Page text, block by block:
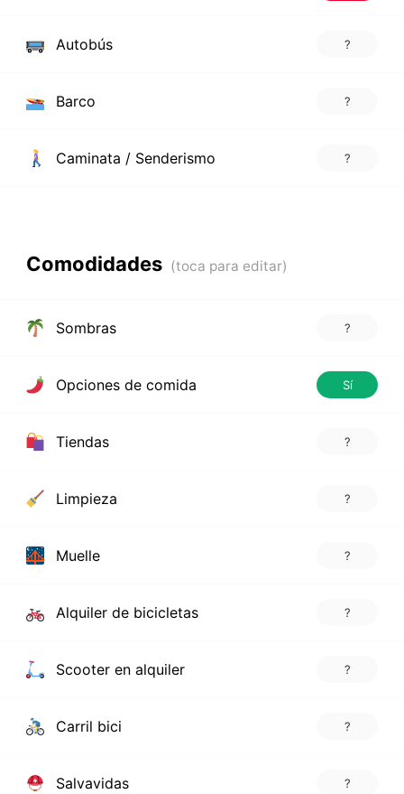
Autobús ?
Barco ?
Caminata / Senderismo ?
Comodidades
Sombras ?
Opciones de comida Sí
Tiendas ?
Limpieza ?
Muelle ?
Alquiler de bicicletas ?
Scooter en alquiler ?
Carril bici ?
Salvavidas ?